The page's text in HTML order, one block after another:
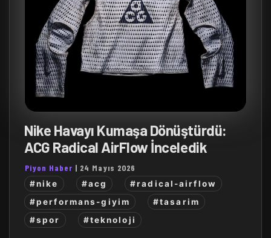
Nike Havayı Kumaşa Dönüştürdü:
ACG Radical AirFlow İnceledik
Piyon Haber | 24 Mayıs 2026
#nike #acg
#radical-airflow
#performans-giyim
#tasarim
#spor
#teknoloji